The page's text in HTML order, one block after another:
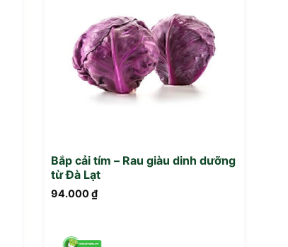
Bắp cải tím – Rau giàu dinh dưỡng
từ Đà Lạt
94.000₫